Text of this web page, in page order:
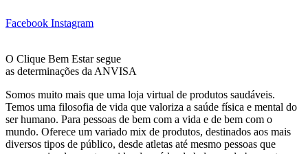
Facebook Instagram
O Clique Bem Estar segue
as determinações da ANVISA
Somos muito mais que uma loja virtual de produtos saudáveis.
Temos uma filosofia de vida que valoriza a saúde física e mental do
ser humano. Para pessoas de bem com a vida e de bem com o
mundo. Oferece um variado mix de produtos, destinados aos mais
diversos tipos de público, desde atletas até mesmo pessoas que